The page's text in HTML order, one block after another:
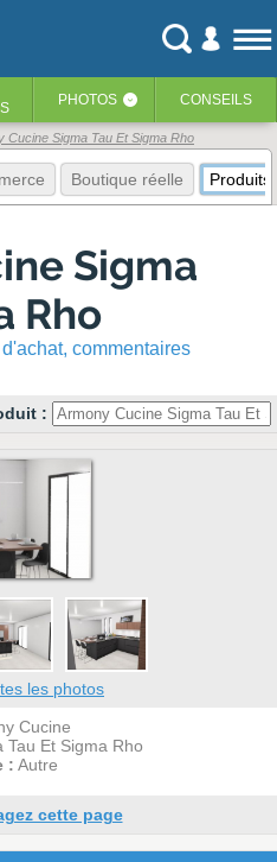
PHOTOS ‹ CONSEILS
Cucine Sigma Tau Et Sigma Rho
Boutique réelle Produits
Sigma
Rho
commentaires
:
les photos
Cucine
Tau Et Sigma Rho
: Autre
cette page